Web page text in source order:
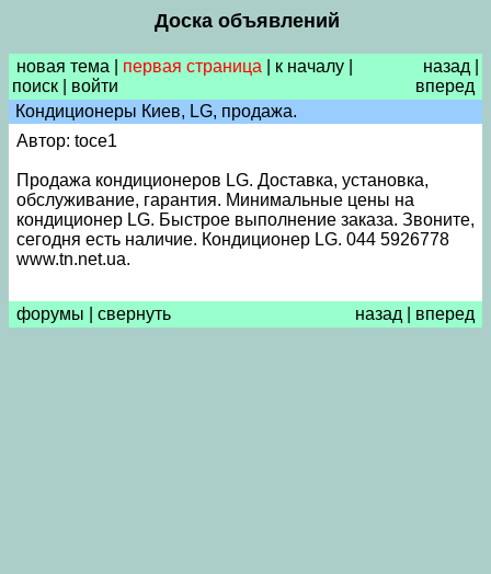
Доска объявлений
новая тема первая страница к началу
поиск
войти
назад
вперед
Кондиционеры Киев, LG, продажа.
Автор: toce1
Продажа кондиционеров LG. Доставка, установка,
обслуживание, гарантия. Минимальные цены на
кондиционер LG. Быстрое выполнение заказа. Звоните,
сегодня есть наличие. Кондиционер LG. 044 5926778
www.tn.net.ua.
форумы свернуть назад вперед